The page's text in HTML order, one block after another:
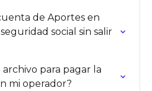
de Aportes en
social sin salir
para pagar la
mi operador?